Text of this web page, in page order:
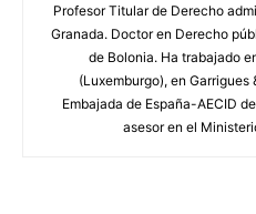
Profesor Titular de Derecho
Granada. Doctor en Derecho
de Bolonia. Ha trabajado
(Luxemburgo), en Garrigues
Embajada de España-AECID
asesor en el